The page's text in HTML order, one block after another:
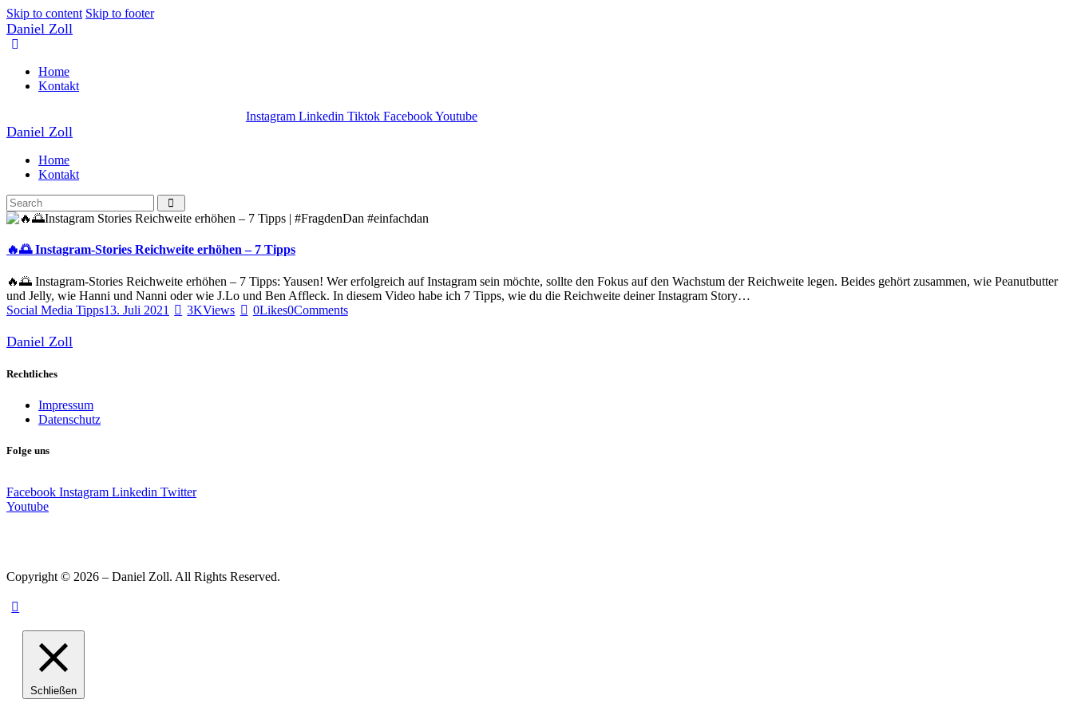
Skip to content Skip to footer
Daniel Zoll
Home
Kontakt
Instagram Linkedin Tiktok FacebookYoutube
Daniel Zoll
Home
Kontakt
🔥🌅 Instagram-Stories Reichweite erhöhen – 7 Tipps
🔥🌅 Instagram-Stories Reichweite erhöhen – 7 Tipps: Yausen! Wer erfolgreich auf Instagram sein möchte, sollte den Fokus auf den Wachstum der Reichweite legen. Beides gehört zusammen, wie Peanutbutter
und Jelly, wie Hanni und Nanni oder wie J.Lo und Ben Affleck. In diesem Video habe ich 7 Tipps, wie du die Reichweite deiner Instagram Story…
Social Media Tipps13. Juli 2021 3KViews 0Likes0Comments
Daniel Zoll
Rechtliches
Impressum
Datenschutz
Folge uns
Facebook Instagram Linkedin Twitter
Youtube
Copyright © 2026 – Daniel Zoll. All Rights Reserved.
Schließen